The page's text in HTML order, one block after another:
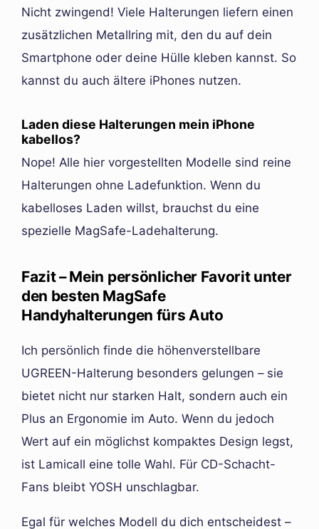
Nicht zwingend! Viele Halterungen liefern einen
zusätzlichen Metallring mit, den du auf dein
Smartphone oder deine Hülle kleben kannst. So
kannst du auch ältere iPhones nutzen.
Laden diese Halterungen mein iPhone
kabellos?
Nope! Alle hier vorgestellten Modelle sind reine
Halterungen ohne Ladefunktion. Wenn du
kabelloses Laden willst, brauchst du eine
spezielle MagSafe-Ladehalterung.
Fazit – Mein persönlicher Favorit unter
den besten MagSafe
Handyhalterungen fürs Auto
Ich persönlich finde die höhenverstellbare
UGREEN-Halterung besonders gelungen – sie
bietet nicht nur starken Halt, sondern auch ein
Plus an Ergonomie im Auto. Wenn du jedoch
Wert auf ein möglichst kompaktes Design legst,
ist Lamicall eine tolle Wahl. Für CD-Schacht-
Fans bleibt YOSH unschlagbar.
Egal für welches Modell du dich entscheidest –